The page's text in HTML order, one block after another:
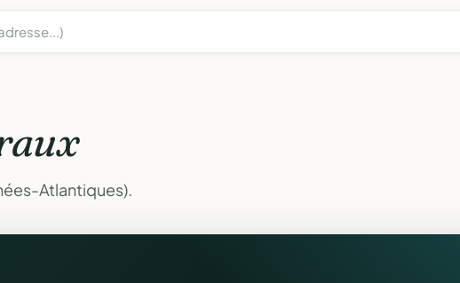
Atlantiques).